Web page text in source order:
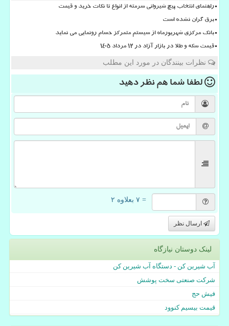
راهنمای انتخاب پیچ شیروانی سرمته از انواع تا نکات خرید و قیمت
برق گران نشده است
بانک مرکزی شهریورماه از سیستم متمرکز حسام رونمایی می نماید
قیمت سکه و طلا در بازار آزاد در ۱۲ مرداد ۱۴۰۵
نظرات بینندگان در مورد این مطلب
لطفا شما همنظر دهید
= ۷ بعلاوه ۲
ارسال نظر
لینک دوستان نیازگاه
آب شیرین کن - دستگاه آب شیرین کن
شرکت صنعتی سخت پوشش
فیش حج
قیمت بیسیم کنوود